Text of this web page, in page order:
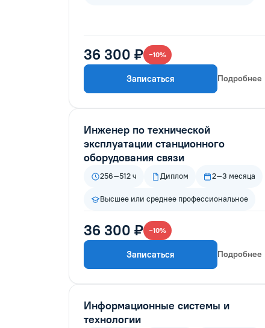
36 300 ₽ −10%
Записаться Подробнее
Инженер по технической
эксплуатации станционного
оборудования связи
256–512 ч Диплом 2–3 месяца
Высшее или среднее профессиональное
36 300 ₽ −10%
Записаться Подробнее
Информационные системы и
технологии